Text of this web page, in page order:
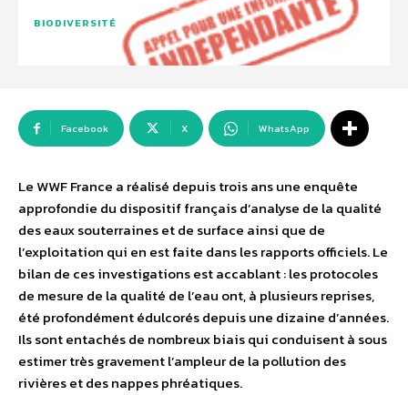
BIODIVERSITÉ
Facebook X WhatsApp
Le WWF France a réalisé depuis trois ans une enquête
approfondie du dispositif français d’analyse de la qualité
des eaux souterraines et de surface ainsi que de
l’exploitation qui en est faite dans les rapports officiels. Le
bilan de ces investigations est accablant : les protocoles
de mesure de la qualité de l’eau ont, à plusieurs reprises,
été profondément édulcorés depuis une dizaine d’années.
Ils sont entachés de nombreux biais qui conduisent à sous
estimer très gravement l’ampleur de la pollution des
rivières et des nappes phréatiques.